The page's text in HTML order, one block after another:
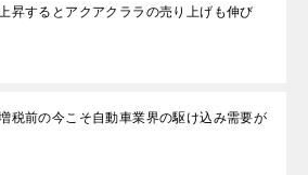
昇するとアクアクララの売り上げも伸び
税前の今こそ自動車業界の駆け込み需要が